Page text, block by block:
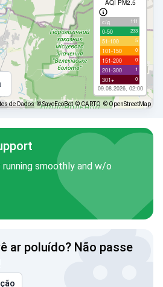
AQI PM2.5
с/д 111
0-50 233
51-100 5
101-150 0
151-200 0
201-300 1
301+ 0
09.08.2026, 02:00
de Dados © SaveEcoBot © CARTO © OpenStreetMap
smoothly and w/o
ar poluído? Não passe